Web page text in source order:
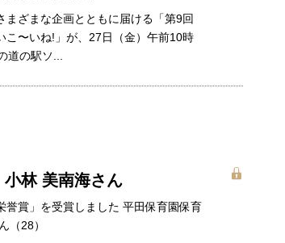
ざまな企画とともに届ける「第9回
〜いね!」が、27日（金）午前10時
道の駅ソ...
林 美南海さん
誉賞」を受賞しました 平田保育園保育
（28）